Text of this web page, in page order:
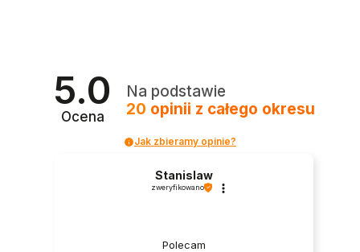
5.0
Ocena
Na podstawie
20 opinii z całego okresu
Jak zbieramy opinie?
Stanislaw
zweryfikowano
Polecam